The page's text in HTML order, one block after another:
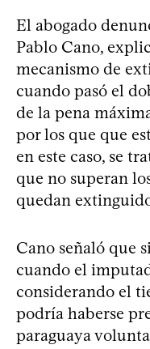
El abogado
Pablo Cano,
mecanismo de
cuando pasó el
de la pena
por los que que
en este caso, se
que no superan
quedan
Cano señaló que
cuando el
considerando el
podría haberse
paraguaya